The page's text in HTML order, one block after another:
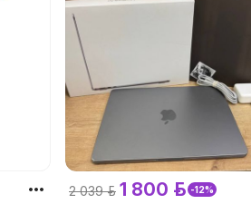
2 039 р. 1 800 р. -12%